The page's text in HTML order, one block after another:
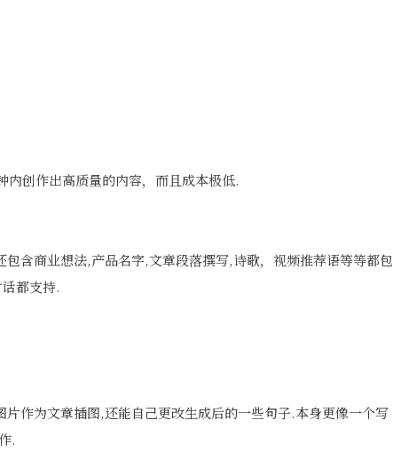
创作出高质量的内容，而且成本极低.
含商业想法,产品名字,文章段落撰写,诗歌，视频推荐语等等都包
都支持.
作为文章插图,还能自己更改生成后的一些句子.本身更像一个写
.